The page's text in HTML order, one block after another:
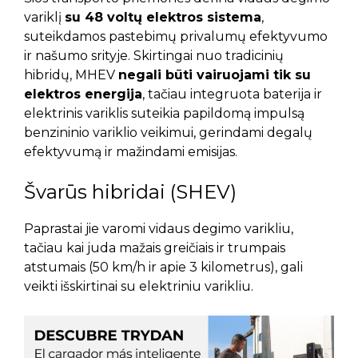
variklį su 48 voltų elektros sistema,
suteikdamos pastebimų privalumų efektyvumo
ir našumo srityje. Skirtingai nuo tradicinių
hibridų, MHEV negali būti vairuojami tik su
elektros energija, tačiau integruota baterija ir
elektrinis variklis suteikia papildomą impulsą
benzininio variklio veikimui, gerindami degalų
efektyvumą ir mažindami emisijas.
Švarūs hibridai (SHEV)
Paprastai jie varomi vidaus degimo varikliu,
tačiau kai juda mažais greičiais ir trumpais
atstumais (50 km/h ir apie 3 kilometrus), gali
veikti išskirtinai su elektriniu varikliu.